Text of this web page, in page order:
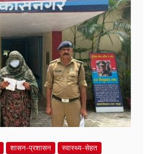
शासन-प्रशासन स्वास्थ्य-सेहत